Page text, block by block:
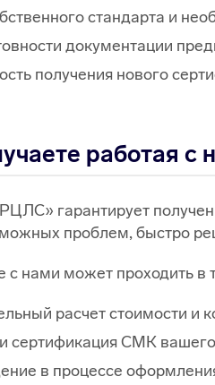
стандарта и
документации
получения нового
работая с
гарантирует
проблем, быстро
с нами может проходить в
расчет стоимости и
сертификация СМК
в процессе